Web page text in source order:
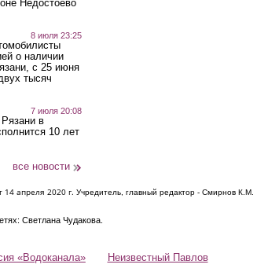
Недостоево
8 июля 23:25
о наличии
с 25 июня
тысяч
7 июля 20:08
в
10 лет
все новости
14 апреля 2020 г. Учредитель, главный редактор - Смирнов К.М.
Светлана Чудакова.
«Водоканала» Неизвестный Павлов